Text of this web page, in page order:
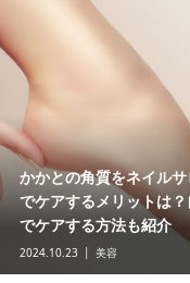
かかとの角質をネイル
でケアするメリットは
でケアする方法も紹介
2024.10.23 美容